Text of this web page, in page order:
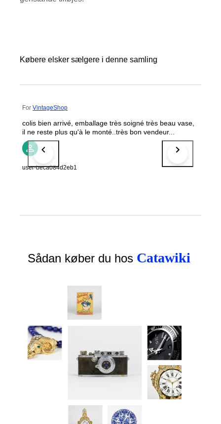
Købere elsker sælgere i denne samling
For VintageShop
colis bien arrivé, emballage très soigné très beau vase,
il ne reste plus qu'à le monté..très bon vendeur...
user-beca084d2eb1
Sådan køber du hos Catawiki